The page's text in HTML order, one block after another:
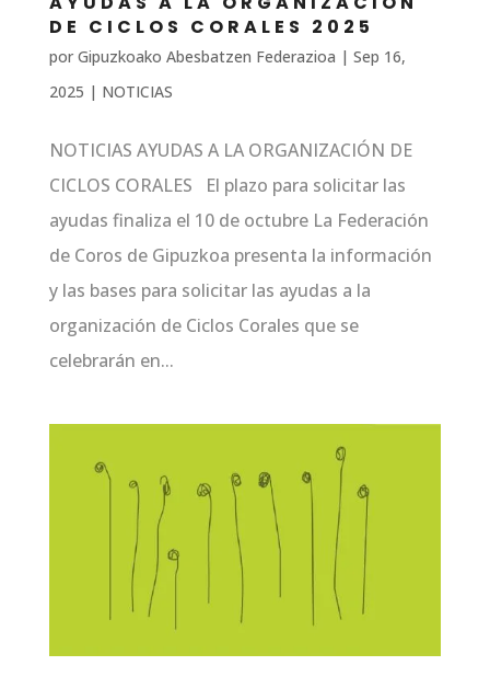
DE CICLOS CORALES 2025
por Gipuzkoako Abesbatzen Federazioa | Sep 16,
2025 | NOTICIAS
NOTICIAS AYUDAS A LA ORGANIZACIÓN DE
CICLOS CORALES El plazo para solicitar las
ayudas finaliza el 10 de octubre La Federación
de Coros de Gipuzkoa presenta la información
y las bases para solicitar las ayudas a la
organización de Ciclos Corales que se
celebrarán en...